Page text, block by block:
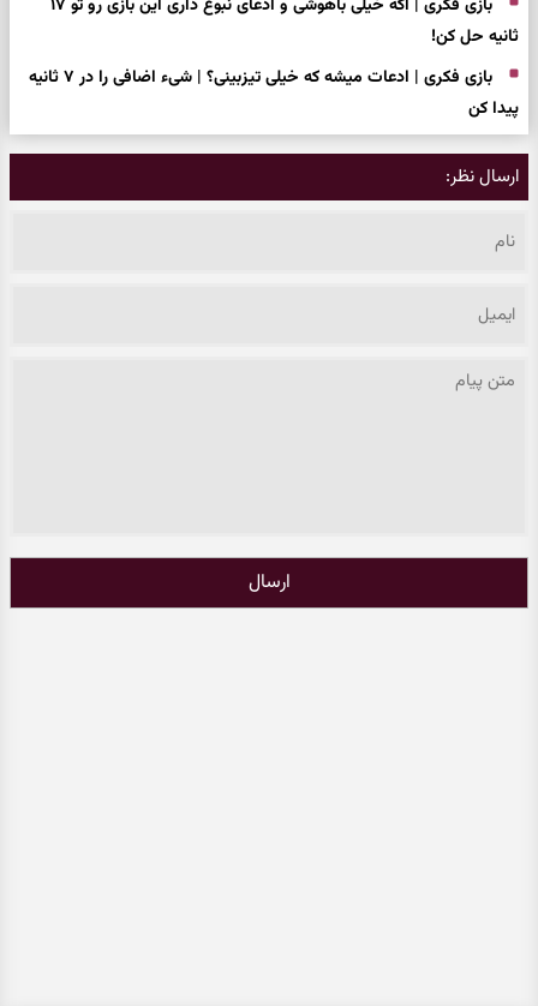
بازی فکری | اگه خیلی باهوشی و ادعای نبوغ داری این بازی رو تو ۱۷
ثانیه حل کن!
بازی فکری | ادعات میشه که خیلی تیزبینی؟ | شیء اضافی را در ۷ ثانیه
پیدا کن
ارسال نظر:
ارسال